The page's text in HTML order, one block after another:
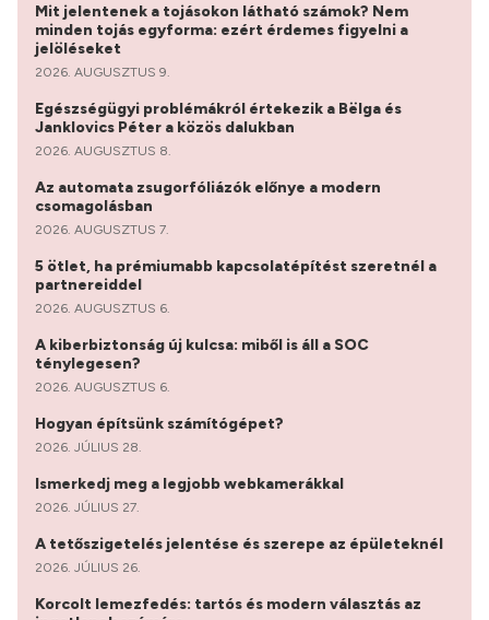
Mit jelentenek a tojásokon látható számok? Nem
minden tojás egyforma: ezért érdemes figyelni a
jelöléseket
2026. AUGUSZTUS 9.
Egészségügyi problémákról értekezik a Bëlga és
Janklovics Péter a közös dalukban
2026. AUGUSZTUS 8.
Az automata zsugorfóliázók előnye a modern
csomagolásban
2026. AUGUSZTUS 7.
5 ötlet, ha prémiumabb kapcsolatépítést szeretnél a
partnereiddel
2026. AUGUSZTUS 6.
A kiberbiztonság új kulcsa: miből is áll a SOC
ténylegesen?
2026. AUGUSZTUS 6.
Hogyan építsünk számítógépet?
2026. JÚLIUS 28.
Ismerkedj meg a legjobb webkamerákkal
2026. JÚLIUS 27.
A tetőszigetelés jelentése és szerepe az épületeknél
2026. JÚLIUS 26.
Korcolt lemezfedés: tartós és modern választás az